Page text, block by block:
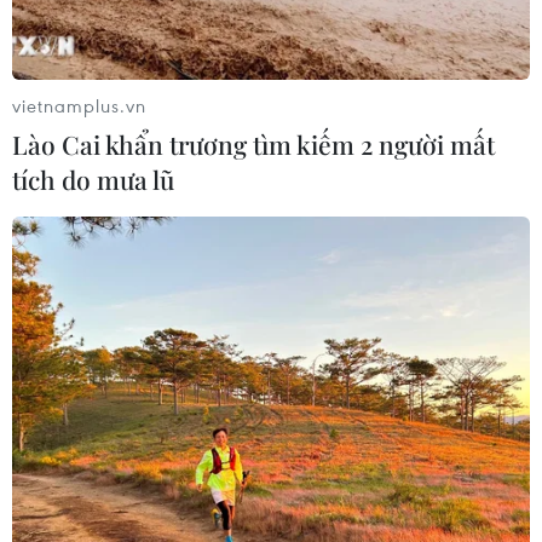
Xem thêm
CƠ QUAN CHỦ QUẢN: THÔNG TẤN XÃ VIỆT NAM
Tổng Biên tập: TRẦN TIẾN DUẨN
Phó Tổng Biên tập: NGUYỄN THỊ TÁM, KHÚC THANH
THỦY
Sở hữu trí tuệ
Quy định sử dụng
RSS
Hỗ trợ
Ngôn ngữ
TTXVN
vietnamplus.vn
Lào Cai khẩn trương tìm kiếm 2 người mất
tích do mưa lũ